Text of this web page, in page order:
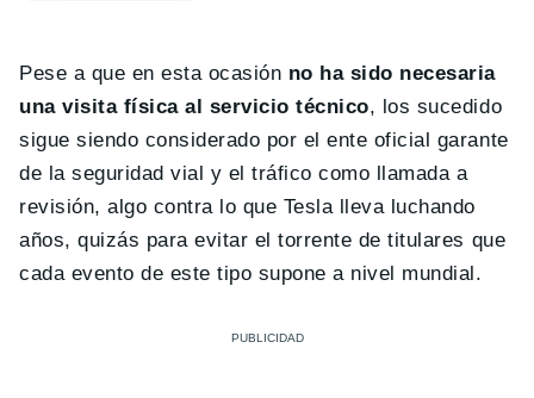
Pese a que en esta ocasión no ha sido necesaria
una visita física al servicio técnico, los sucedido
sigue siendo considerado por el ente oficial garante
de la seguridad vial y el tráfico como llamada a
revisión, algo contra lo que Tesla lleva luchando
años, quizás para evitar el torrente de titulares que
cada evento de este tipo supone a nivel mundial.